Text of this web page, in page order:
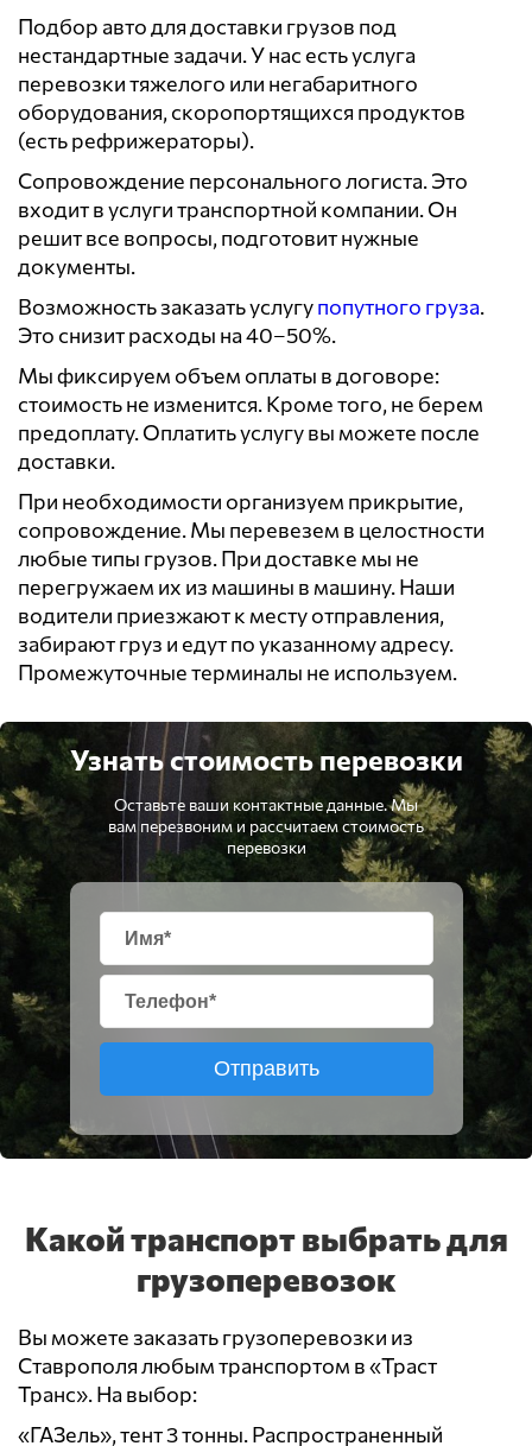
Подбор авто для доставки грузов под
нестандартные задачи. У нас есть услуга
перевозки тяжелого или негабаритного
оборудования, скоропортящихся продуктов
(есть рефрижераторы).
Сопровождение персонального логиста. Это
входит в услуги транспортной компании. Он
решит все вопросы, подготовит нужные
документы.
Возможность заказать услугупопутного груза.
Это снизит расходы на 40–50%.
Мы фиксируем объем оплаты в договоре:
стоимость не изменится. Кроме того, не берем
предоплату. Оплатить услугу вы можете после
доставки.
При необходимости организуем прикрытие,
сопровождение. Мы перевезем в целостности
любые типы грузов. При доставке мы не
перегружаем их из машины в машину. Наши
водители приезжают к месту отправления,
забирают груз и едут по указанному адресу.
Промежуточные терминалы не используем.
Узнать стоимость перевозки
Оставьте ваши контактные данные. Мы
вам перезвоним и рассчитаем стоимость
перевозки
Отправить
Какой транспорт выбрать для
грузоперевозок
Вы можете заказать грузоперевозки из
Ставрополя любым транспортом в «Траст
Транс». На выбор:
«ГАЗель», тент 3 тонны. Распространенный